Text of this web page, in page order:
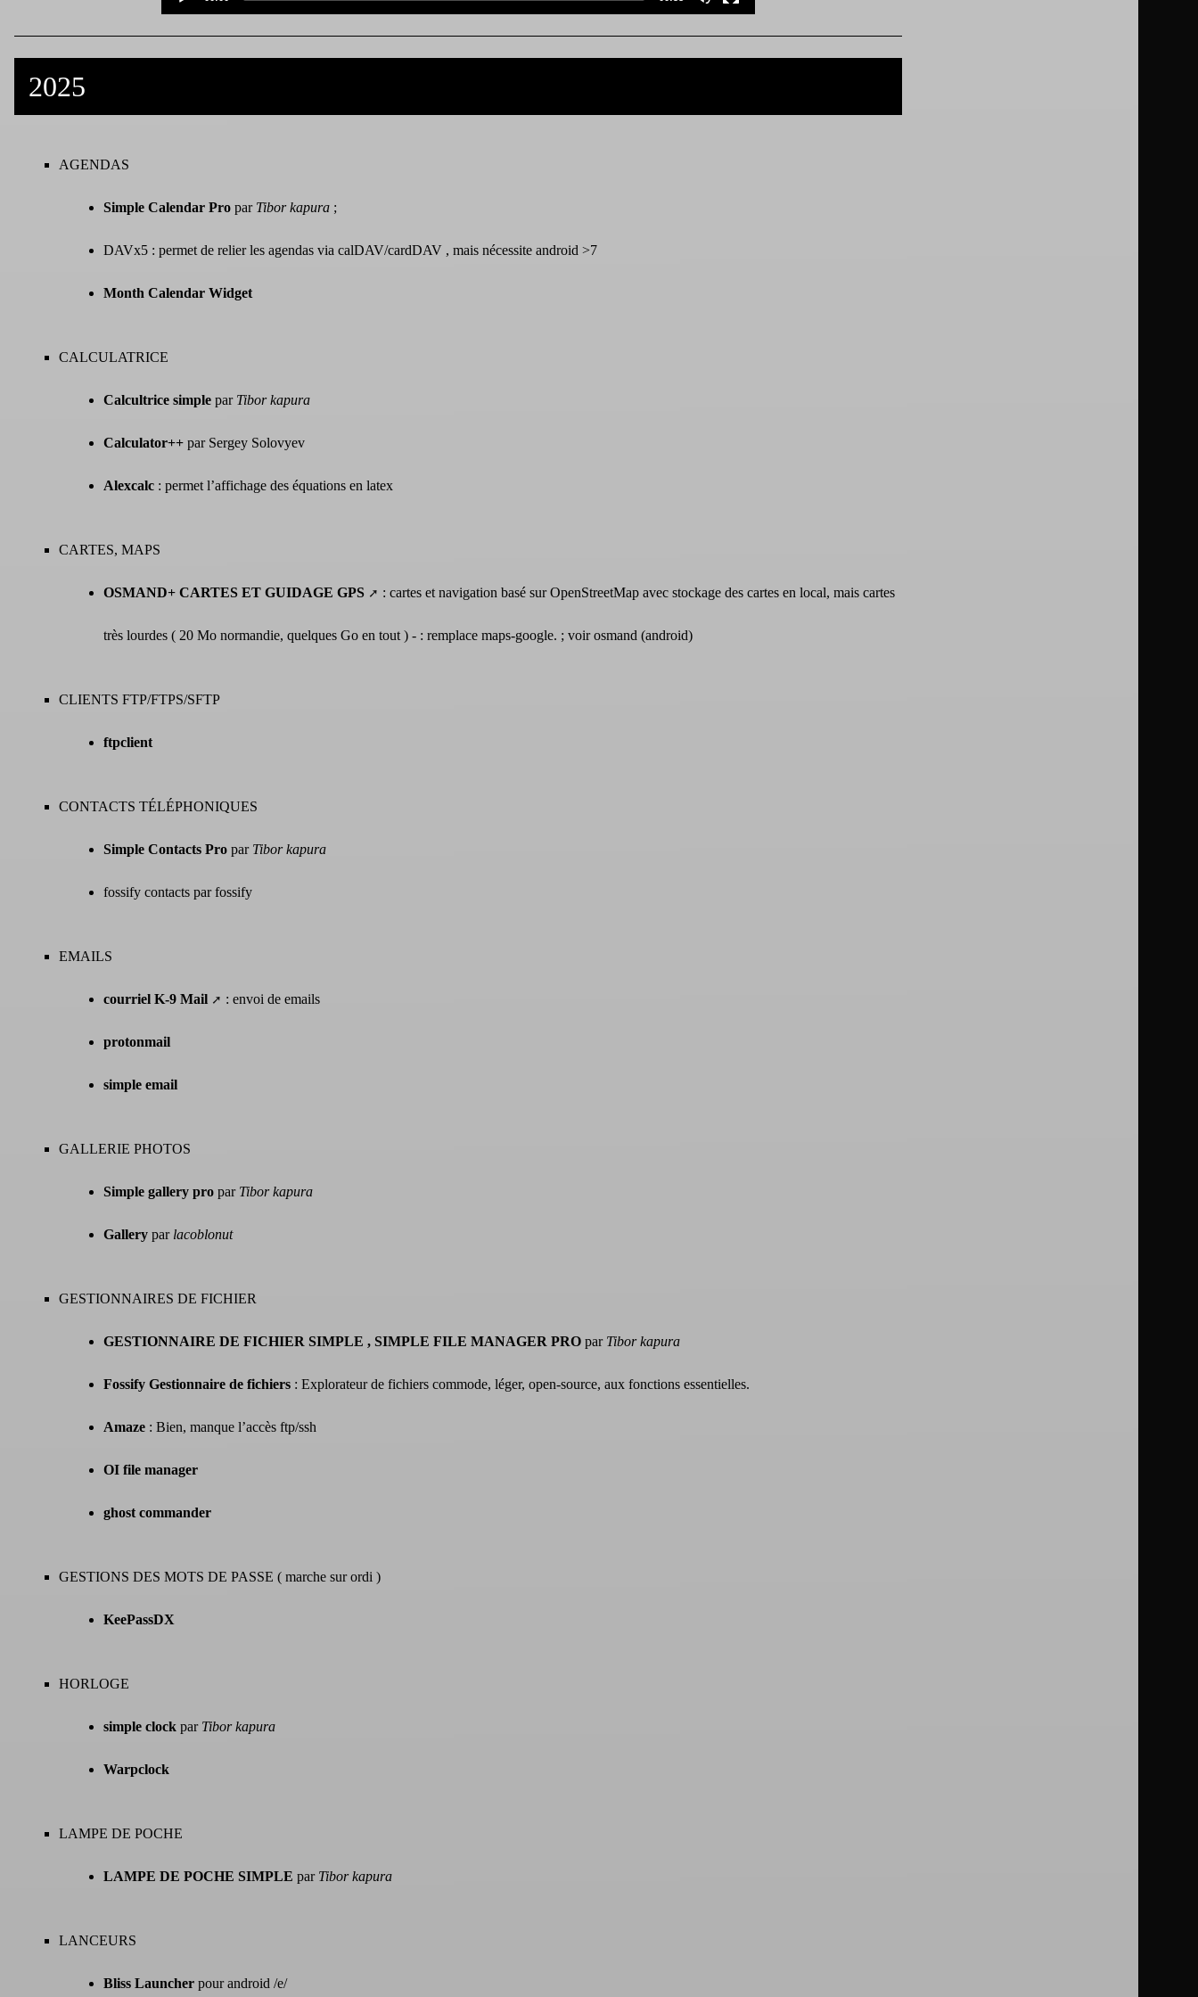
2025
AGENDAS
Simple Calendar Pro par Tibor kapura ;
DAVx5 : permet de relier les agendas via calDAV/cardDAV , mais nécessite android >7
Month Calendar Widget
CALCULATRICE
Calcultrice simple par Tibor kapura
Calculator++ par Sergey Solovyev
Alexcalc : permet l’affichage des équations en latex
CARTES, MAPS
OSMAND+ CARTES ET GUIDAGE GPS : cartes et navigation basé sur OpenStreetMap avec stockage des cartes en local, mais cartes
très lourdes ( 20 Mo normandie, quelques Go en tout ) - : remplace maps-google. ; voirosmand (android)
CLIENTS FTP/FTPS/SFTP
ftpclient
CONTACTS TÉLÉPHONIQUES
Simple Contacts Pro par Tibor kapura
fossify contacts par fossify
EMAILS
courriel K-9 Mail : envoi de emails
protonmail
simple email
GALLERIE PHOTOS
Simple gallery pro par Tibor kapura
Gallery par lacoblonut
GESTIONNAIRES DE FICHIER
GESTIONNAIRE DE FICHIER SIMPLE , SIMPLE FILE MANAGER PRO par Tibor kapura
Fossify Gestionnaire de fichiers : Explorateur de fichiers commode, léger, open-source, aux fonctions essentielles.
Amaze : Bien, manque l’accès ftp/ssh
OI file manager
ghost commander
GESTIONS DES MOTS DE PASSE ( marche sur ordi )
KeePassDX
HORLOGE
simple clock par Tibor kapura
Warpclock
LAMPE DE POCHE
LAMPE DE POCHE SIMPLE par Tibor kapura
LANCEURS
Bliss Launcher pour android /e/